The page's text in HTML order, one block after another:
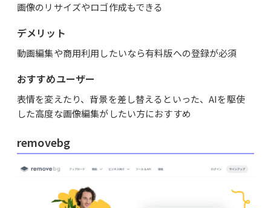
画像のリサイズやロゴ作成もできる
デメリット
動画編集や商用利用したいなら有料版への登録が必須
おすすめユーザー
表情を変えたり、背景を差し替えるといった、AIを駆使
した高度な画像編集がしたい方におすすめ
removebg